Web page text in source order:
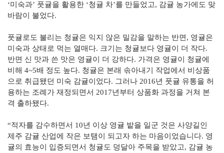
‘미숙과’ 풋귤을 활용한 ‘청귤 차’를 만들었고, 감귤 농가에도 맞
바람이 불었다.
풋귤로도 불리는 청귤은 익지 않은 밀감을 말하는 반면, 영귤은
미숙과 상태로 먹는 열매다. 크기는 청귤보다 영귤이 더 작다.
반면 신 맛과 쓴 맛은 영귤이 더 강하다. 가격은 영귤이 청귤에
비해 4~5배 정도 높다. 청귤은 본래 솎아내기 작업에서 비상품
으로 취급됐던 미숙 감귤이었다. 그러나 2016년 풋귤 유통을 허
용하는 조례가 재정되면서 2017년부터 상품화 과정을 거쳐 본
격 출하됐다.
“적자를 감수하면서 10년 이상 영귤 밭을 일군 것은 사양길인
제주 감귤 산업에 작은 보탬이 되고자 하는 마음이었습니다. 영
귤의 효능이 입증되면서 청귤도 덩달아 주목을 받았고, 감귤 농